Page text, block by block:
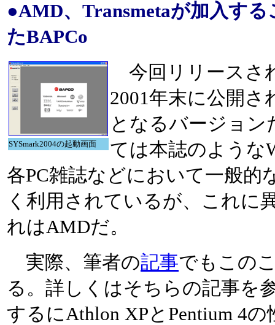
●AMD、Transmetaが加入す
たBAPCo
SYSmark2004の起動画面
今回リリースさ
2001年末に公開さ
となるバージョン
ては本誌のような
各PC雑誌などにおいて一般的
く利用されているが、これに
れはAMDだ。
実際、筆者の記事でもこの
る。詳しくはそちらの記事を
するにAthlon XPとPentium 4の